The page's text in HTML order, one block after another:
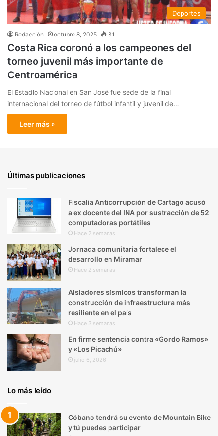
Deportes
Redacción octubre 8, 2025 31
Costa Rica coronó a los campeones del
torneo juvenil más importante de
Centroamérica
El Estadio Nacional en San José fue sede de la final
internacional del torneo de fútbol infantil y juvenil de…
Leer más »
Últimas publicaciones
Fiscalía Anticorrupción de Cartago acusó
a ex docente del INA por sustracción de 52
computadoras portátiles
Hace 2 semanas
Jornada comunitaria fortalece el
desarrollo en Miramar
Hace 2 semanas
Aisladores sísmicos transforman la
construcción de infraestructura más
resiliente en el país
Hace 3 semanas
En firme sentencia contra «Gordo Ramos»
y «Los Picachú»
julio 6, 2026
Lo más leído
Cóbano tendrá su evento de Mountain Bike
y tú puedes participar